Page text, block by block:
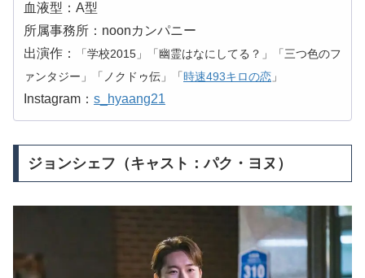
血液型：A型
所属事務所：noonカンパニー
出演作：
「学校2015」「幽霊はなにしてる？」「三つ色のフ
ァンタジー」「ノクドゥ伝」「時速493キロの恋 」
Instagram： s_hyaang21
ジョンシェフ（キャスト：パク・ヨヌ）